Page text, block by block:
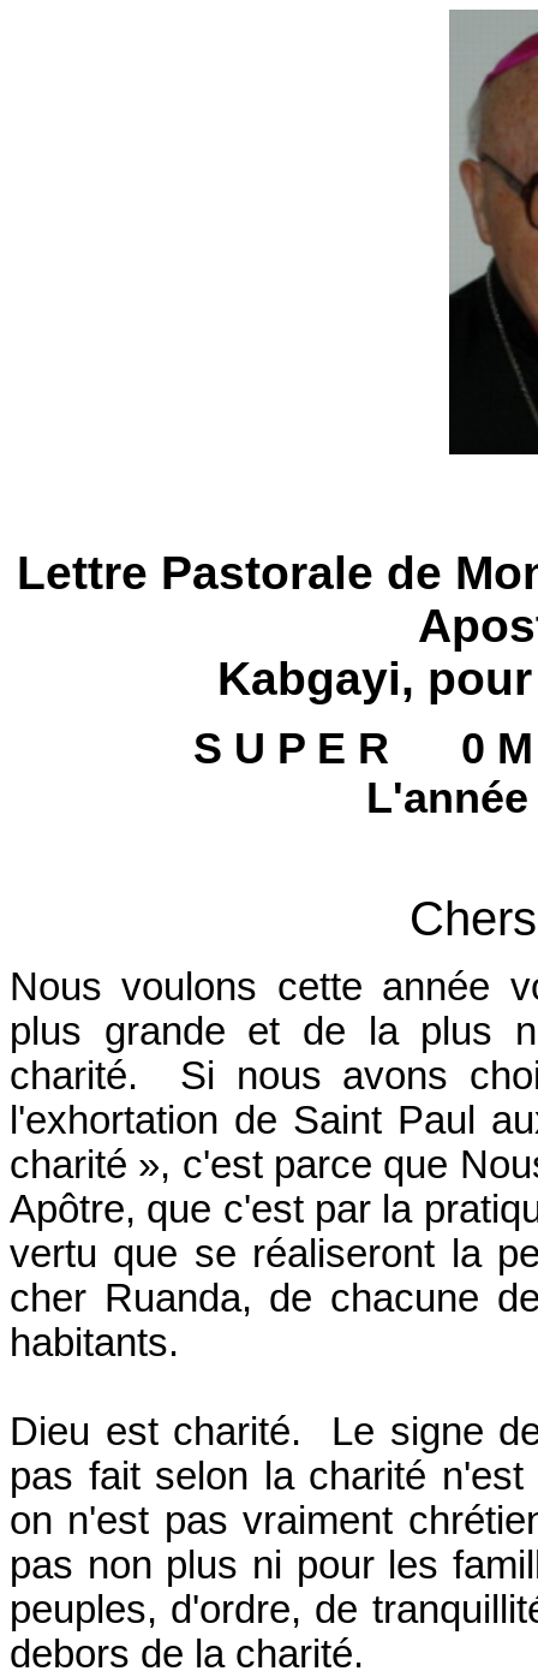
Lettre Pastorale de
Kabgayi,
S U P E R 0
Nous voulons cette année
plus grande et de la plus
charité. Si nous avons
l'exhortation de Saint Paul
charité », c'est parce que
Apôtre, que c'est par la
vertu que se réaliseront la
cher Ruanda, de chacune
habitants.
Dieu est charité. Le signe
pas fait selon la charité
on n'est pas vraiment
pas non plus ni pour les
peuples, d'ordre, de
debors de la charité.